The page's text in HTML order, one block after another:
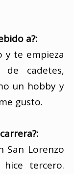
a?:
y te empieza
de cadetes,
un hobby y
gusto.
San Lorenzo
tercero.